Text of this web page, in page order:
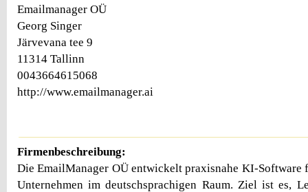
Emailmanager OÜ
Georg Singer
Järvevana tee 9
11314 Tallinn
0043664615068
http://www.emailmanager.ai
Firmenbeschreibung:
Die EmailManager OÜ entwickelt praxisnahe KI-
Unternehmen im deutschsprachigen Raum. Ziel ist es,